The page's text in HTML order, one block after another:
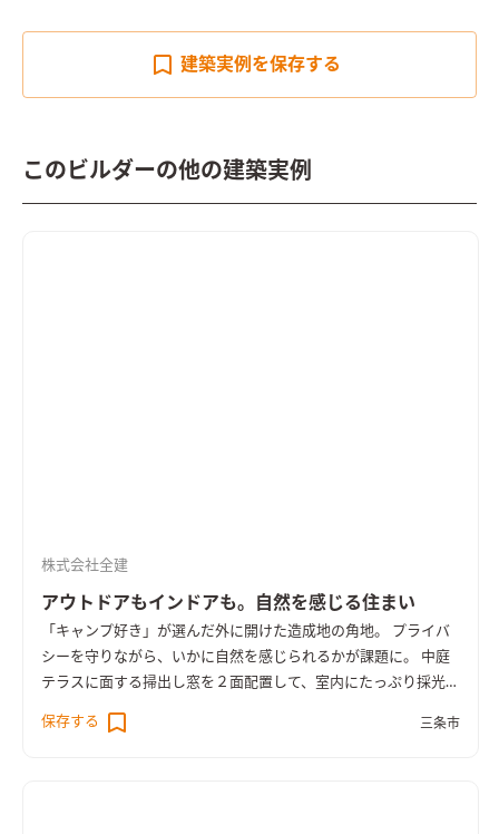
建築実例を保存する
このビルダーの他の建築実例
株式会社全建
アウトドアもインドアも。自然を感じる住まい
「キャンプ好き」が選んだ外に開けた造成地の角地。 プライバ
シーを守りながら、いかに自然を感じられるかが課題に。 中庭
テラスに面する掃出し窓を２面配置して、室内にたっぷり採光を
線をさえぎり心地よいスペースを実現している。 １階にＬＤ
保存する 三条市